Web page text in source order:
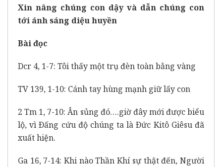
Xin nâng chúng con dậy và dẫn chúng con
tới ánh sáng diệu huyền
Bài đọc
Dcr 4, 1-7: Tôi thấy một trụ đèn toàn bằng vàng
TV 139, 1-10: Cánh tay hùng mạnh giữ lấy con
2 Tm 1, 7-10: Ân sủng đó….giờ đây mới được biểu
lộ, vì Ðấng cứu độ chúng ta là Ðức Kitô Giêsu đã
xuất hiện.
Ga 16, 7-14: Khi nào Thần Khí sự thật đến, Người